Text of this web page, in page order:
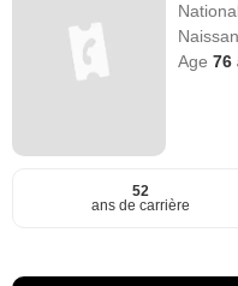
Age76
52
ans de carrière